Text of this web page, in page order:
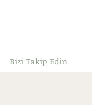
Bizi Takip Edin